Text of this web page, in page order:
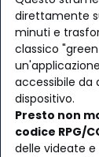
direttamente
minuti e
classico
accessibile da
dispositivo.
Presto non
codice RPG/
delle videate